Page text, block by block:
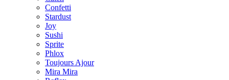
Confetti
Stardust
Joy
Sushi
Sprite
Phlox
Toujours Ajour
Mira Mira